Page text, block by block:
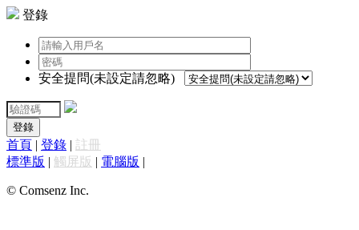
登錄
安全提問(未設定請忽略)
登錄
首頁 | 登錄 | 註冊
標準版 | 觸屏版 | 電腦版 |
© Comsenz Inc.